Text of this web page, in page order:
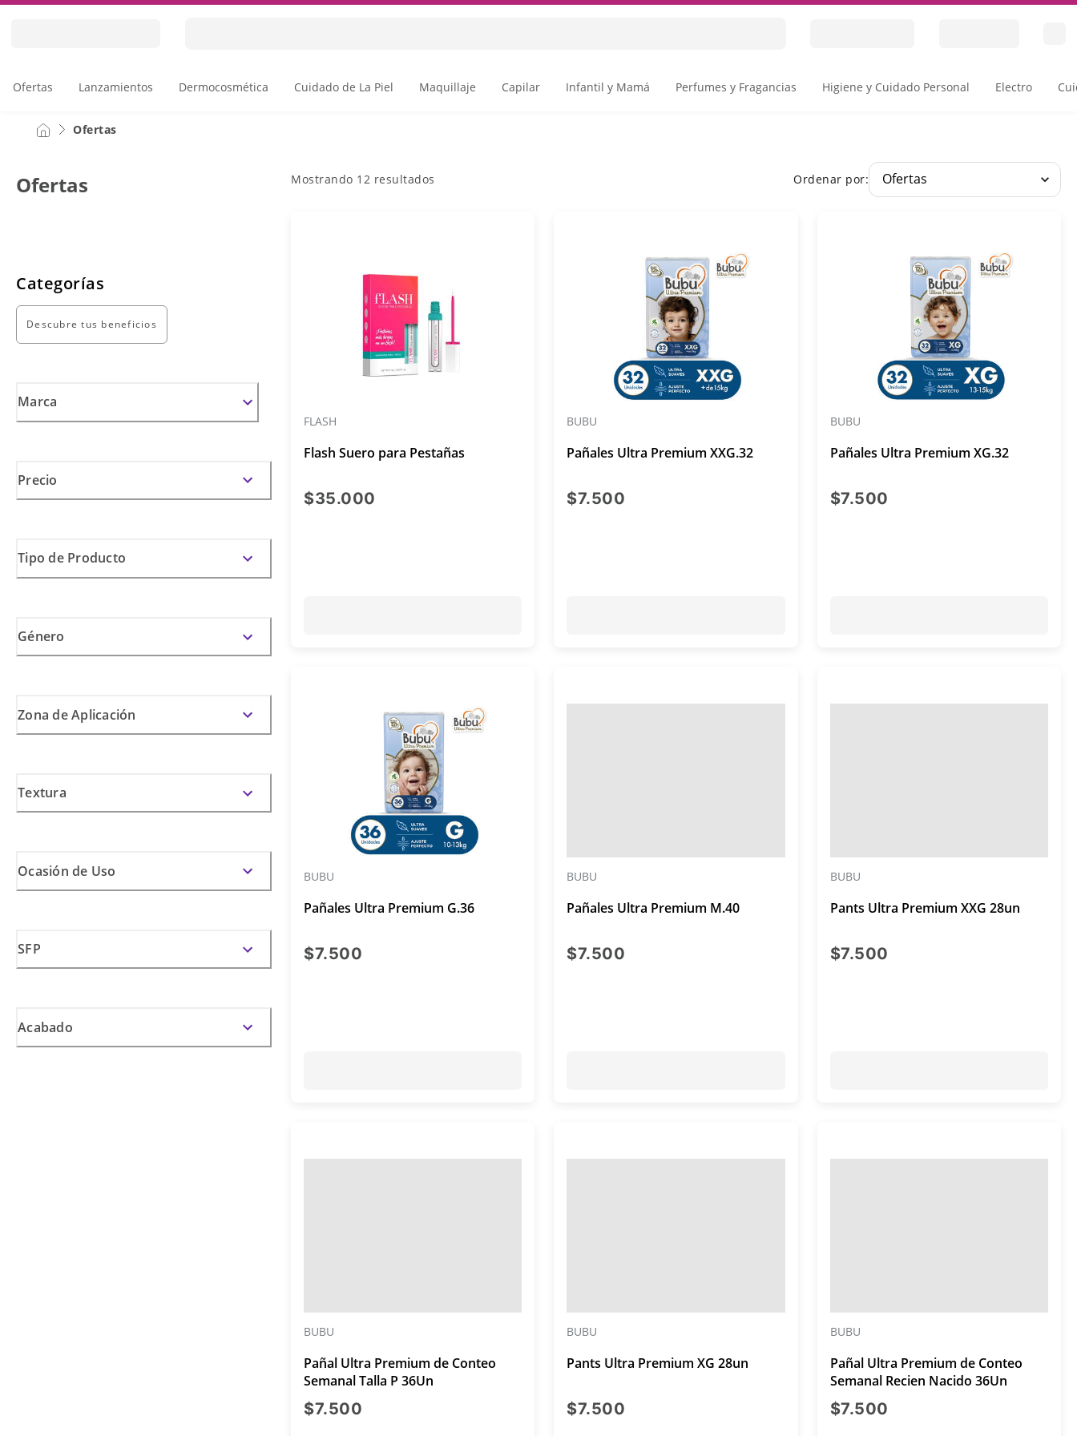
Skip
Ofertas Lanzamientos Dermocosmética Cuidado de La Piel Maquillaje Capilar Infantil y Mamá Perfumes y Fragancias Higiene y Cuidado Personal Electro
Ofertas
Ofertas
Categorías
Descubre tus beneficios
Marca
Precio
Tipo de Producto
Género
Zona de Aplicación
Textura
Ocasión de Uso
SFP
Acabado
Mostrando 12 resultados Ordenar por:
FLASH
Flash Suero para Pestañas
$35.000
BUBU
Pañales Ultra Premium XXG.32
$7.500
BUBU
Pañales Ultra Premium XG.32
$7.500
BUBU
Pañales Ultra Premium G.36
$7.500
BUBU
Pañales Ultra Premium M.40
$7.500
BUBU
Pants Ultra Premium XXG 28un
$7.500
BUBU
Pañal Ultra Premium de Conteo
Semanal Talla P 36Un
$7.500
BUBU
Pants Ultra Premium XG 28un
$7.500
BUBU
Pañal Ultra Premium de Conteo
Semanal Recien Nacido 36Un
$7.500